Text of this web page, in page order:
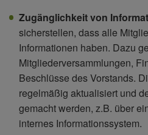
Zugänglichkeit von
sicherstellen, dass alle
Informationen haben. Dazu
Mitgliederversammlungen,
Beschlüsse des Vorstands.
regelmäßig aktualisiert und
gemacht werden, z.B. über
internes Informationssystem.